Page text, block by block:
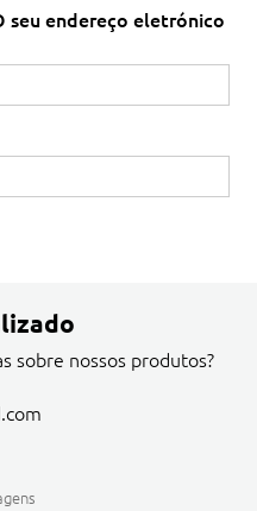
seu endereço eletrónico
sobre nossos produtos?